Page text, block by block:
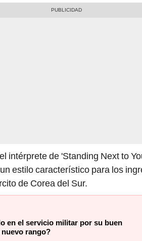
intérprete de 'Standing Next to
estilo característico para los
de Corea del Sur.
en el servicio militar por su buen
rango?